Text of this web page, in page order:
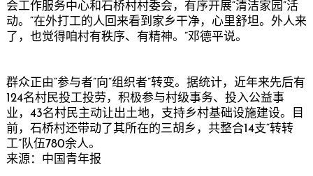
会工作服务中心和石桥村村委会，有序开展“清洁家园”活
动。“在外打工的人回来看到家乡干净，心里舒坦。外人来
了，也觉得咱村有秩序、有精神。”邓德平说。
群众正由“参与者”向“组织者”转变。据统计，近年来先后有
124名村民投工投劳，积极参与村级事务、投入公益事
业，43名村民主动让出土地，支持乡村基础设施建设。目
前，石桥村还带动了其所在的三胡乡，共整合14支“转转
工”队伍780余人。
来源：中国青年报